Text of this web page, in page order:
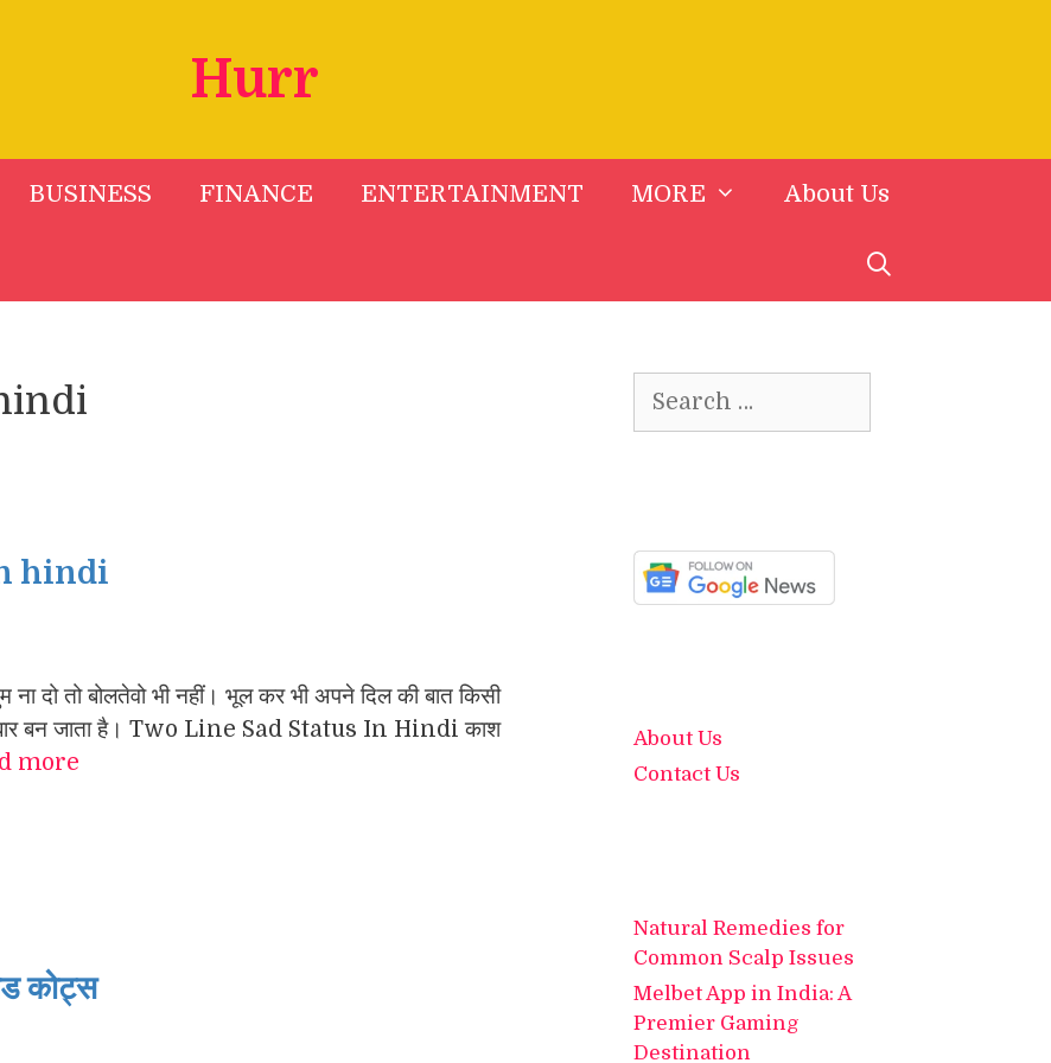
Hurr
BUSINESS FINANCE ENTERTAINMENT MORE About Us
hindi
दो तो बोलतेवो भी नहीं। भूल कर भी अपने दिल की बात किसी
बन जाता है। Two Line Sad Status In Hindi काश
more
कोट्स
for:
About Us
Contact Us
Natural Remedies for
Common Scalp Issues
Melbet App in India: A
Premier Gaming
Destination